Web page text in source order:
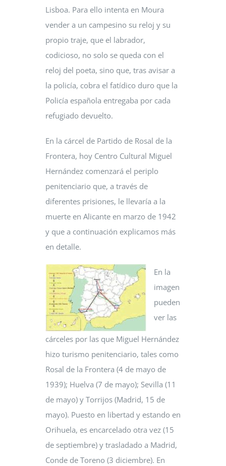
Lisboa. Para ello intenta en Moura
vender a un campesino su reloj y su
propio traje, que el labrador,
codicioso, no solo se queda con el
reloj del poeta, sino que, tras avisar a
la policía, cobra el fatídico duro que la
Policía española entregaba por cada
refugiado devuelto.
En la cárcel de Partido de Rosal de la
Frontera, hoy Centro Cultural Miguel
Hernández comenzará el periplo
penitenciario que, a través de
diferentes prisiones, le llevaría a la
muerte en Alicante en marzo de 1942
y que a continuación explicamos más
en detalle.
En la
imagen
pueden
ver las
cárceles por las que Miguel Hernández
hizo turismo penitenciario, tales como
Rosal de la Frontera (4 de mayo de
1939); Huelva (7 de mayo); Sevilla (11
de mayo) y Torrijos (Madrid, 15 de
mayo). Puesto en libertad y estando en
Orihuela, es encarcelado otra vez (15
de septiembre) y trasladado a Madrid,
Conde de Toreno (3 diciembre). En